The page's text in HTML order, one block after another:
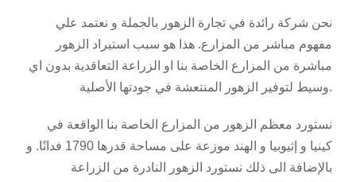
نحن شركة رائدة في تجارة الزهور بالجملة و نعتمد علي
مفهوم مباشر من المزارع. هذا هو سبب استيراد الزهور
مباشرة من المزارع الخاصة بنا او الزراعة التعاقدية بدون اي
وسيط لتوفير الزهور المنتعشة في جودتها الأصلية.
نستورد معظم الزهور من المزارع الخاصة بنا الواقعة في
كينيا و إثيوبيا و الهند موزعة على مساحة قدرها 1790 فدانًا. و
بالإضافة الى ذلك نستورد الزهور النادرة من الزراعة